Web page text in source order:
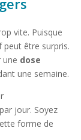
vite. Puisque
peut être surpris.
une dose
une semaine.
jour. Soyez
forme de